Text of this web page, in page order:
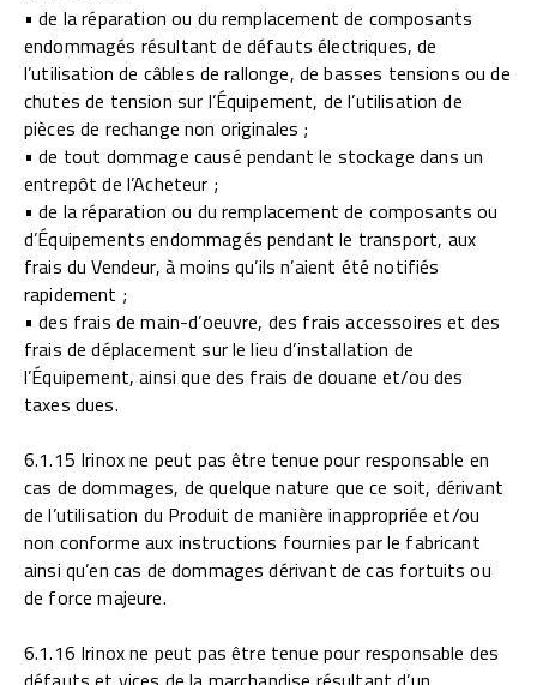
• de la réparation ou du remplacement de composants
endommagés résultant de défauts électriques, de
l’utilisation de câbles de rallonge, de basses tensions ou de
chutes de tension sur l’Équipement, de l’utilisation de
pièces de rechange non originales ;
• de tout dommage causé pendant le stockage dans un
entrepôt de l’Acheteur ;
• de la réparation ou du remplacement de composants ou
d’Équipements endommagés pendant le transport, aux
frais du Vendeur, à moins qu’ils n’aient été notifiés
rapidement ;
• des frais de main-d’oeuvre, des frais accessoires et des
frais de déplacement sur le lieu d’installation de
l’Équipement, ainsi que des frais de douane et/ou des
taxes dues.
6.1.15 Irinox ne peut pas être tenue pour responsable en
cas de dommages, de quelque nature que ce soit, dérivant
de l’utilisation du Produit de manière inappropriée et/ou
non conforme aux instructions fournies par le fabricant
ainsi qu’en cas de dommages dérivant de cas fortuits ou
de force majeure.
6.1.16 Irinox ne peut pas être tenue pour responsable des